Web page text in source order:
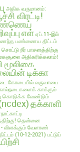
அதிக வருமானம்:
விரட்டி!
எள் ஏப்.11-இல்
பண்ணைய திட்டம்
சொட்டு நீர் பாசனத்திற்கு
அதிகரிக்கலாம்!
மூலிகை
டிக்கா
கோடையில் வருவாயை
காக்கும்
கொடுக்க வேண்டும்
தக்காளி
தென்னை
- விளக்கும் வேளாண்
(10-12-2021) பட்டுப்